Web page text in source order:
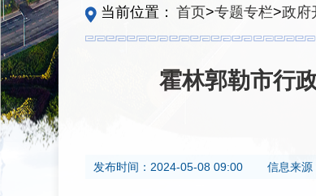
当前位置： 首页>专题专栏>政府
霍林郭勒市行
发布时间： 2024-05-08 09:00 信息来源